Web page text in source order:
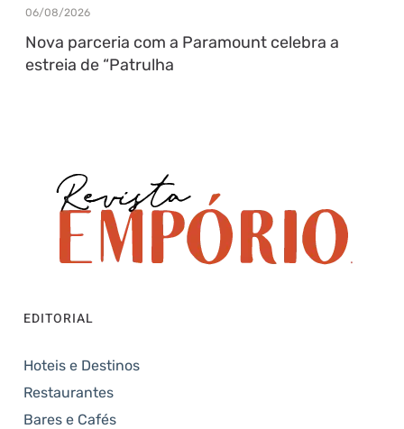
06/08/2026
Nova parceria com a Paramount celebra a
estreia de “Patrulha
EDITORIAL
Hoteis e Destinos
Restaurantes
Bares e Cafés